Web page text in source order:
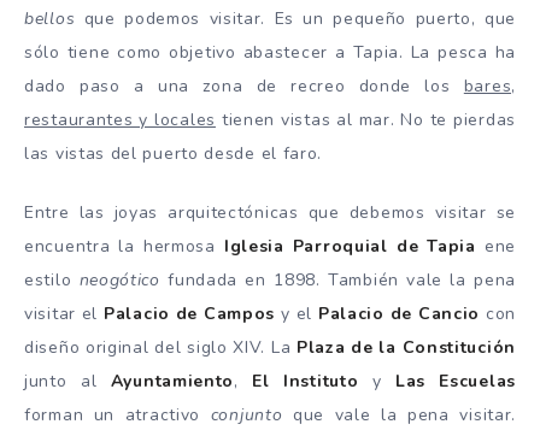
bellos que podemos visitar. Es un pequeño puerto, que
sólo tiene como objetivo abastecer a Tapia. La pesca ha
dado paso a una zona de recreo donde los bares,
restaurantes y locales tienen vistas al mar. No te pierdas
las vistas del puerto desde el faro.
Entre las joyas arquitectónicas que debemos visitar se
encuentra la hermosa Iglesia Parroquial de Tapia ene
estilo neogótico fundada en 1898. También vale la pena
visitar el Palacio de Campos y el Palacio de Cancio con
diseño original del siglo XIV. La Plaza de la Constitución
junto al Ayuntamiento, El Instituto y Las Escuelas
forman un atractivo conjunto que vale la pena visitar.